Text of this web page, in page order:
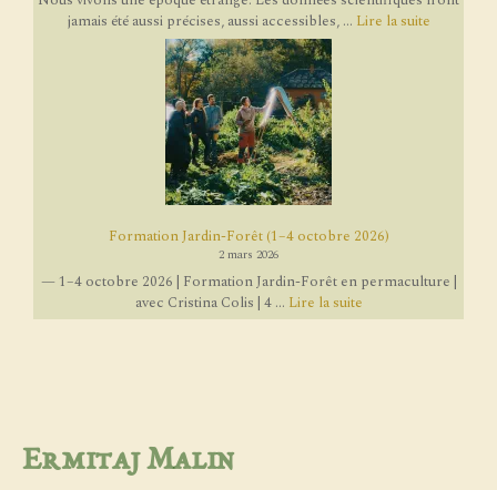
jamais été aussi précises, aussi accessibles, ... Lire la suite
Formation Jardin-Forêt (1–4 octobre 2026)
2 mars 2026
— 1–4 octobre 2026 | Formation Jardin-Forêt en permaculture |
avec Cristina Colis | 4 ... Lire la suite
Ermitaj Malin